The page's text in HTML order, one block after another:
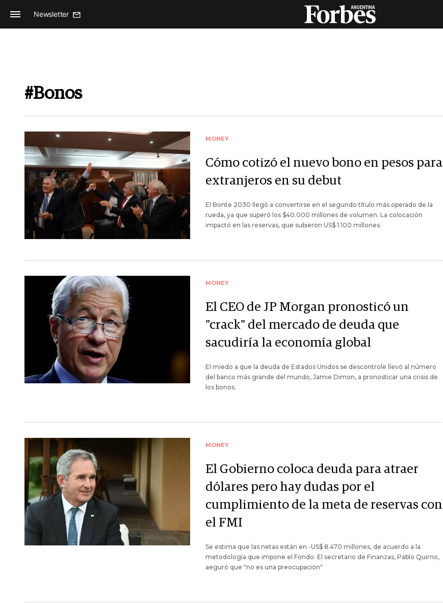
Newsletter
#Bonos
MONEY
Cómo cotizó el nuevo bono en pesos para
extranjeros en su debut
El Bonte 2030 llegó a convertirse en el segundo título más operado de la
rueda, ya que superó los $40.000 millones de volumen. La colocación
impactó en las reservas, que subieron US$ 1.100 millones.
MONEY
El CEO de JP Morgan pronosticó un
"crack" del mercado de deuda que
sacudiría la economía global
El miedo a que la deuda de Estados Unidos se descontrole llevó al número
del banco más grande del mundo, Jamie Dimon, a pronosticar una crisis de
los bonos.
MONEY
El Gobierno coloca deuda para atraer
dólares pero hay dudas por el
cumplimiento de la meta de reservas con
el FMI
Se estima que las netas están en -US$ 8.470 millones, de acuerdo a la
metodología que impone el Fondo. El secretario de Finanzas, Pablo Quirno,
aeguró que "no es una preocupación"